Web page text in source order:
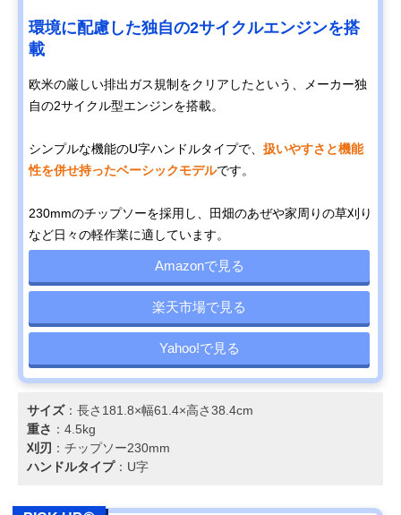
環境に配慮した独自の2サイクルエンジンを搭
載
欧米の厳しい排出ガス規制をクリアしたという、メーカー独
自の2サイクル型エンジンを搭載。
シンプルな機能のU字ハンドルタイプで、 扱いやすさと機能
性を併せ持ったベーシックモデルです。
230mmのチップソーを採用し、田畑のあぜや家周りの草刈り
など日々の軽作業に適しています。
Amazonで見る
楽天市場で見る
Yahoo!で見る
サイズ：長さ181.8×幅61.4×高さ38.4cm
重さ ：4.5kg
刈刃 ：チップソー230mm
ハンドルタイプ：U字